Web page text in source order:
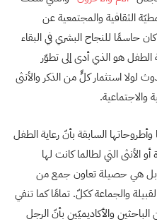
الثقافية والمجتمعية عن
حاسمًا للنجاح البشري في البقاء
الطفل هو الذي أدى إلى تطوّر
لولا استثمار كلٍّ من الذكر والأنثى
والاجتماعية.
السابقة بأنّ رعاية الطفل
الأنثى التي لطالما كانت لها
بل هي حصيلة تعاون جمع من
والجماعة ككلّ. تمامًا كما تنفي
والأكاديميّين بأنّ الرجل